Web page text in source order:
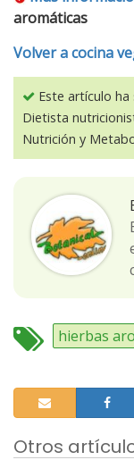
aromáticas
Volver a cocina
Este artículo
Dietista
Nutrición y
hierbas
Otros